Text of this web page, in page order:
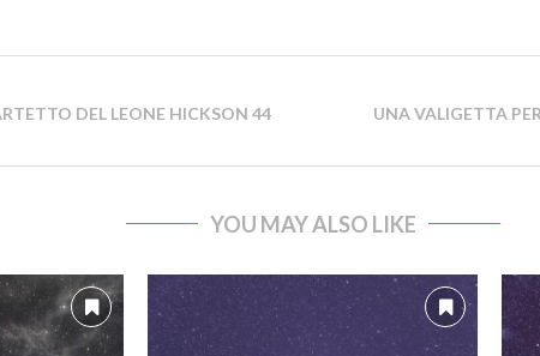
DEL LEONE HICKSON 44
UNA VALIGETTA
YOU MAY ALSO LIKE